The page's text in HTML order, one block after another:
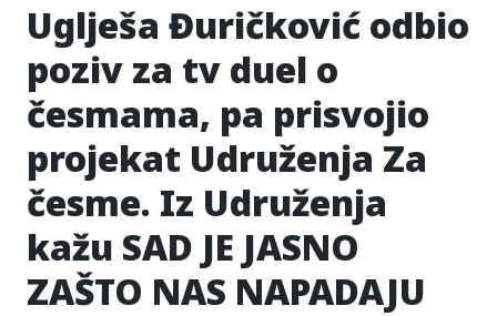
Uglješa Đuričković odbio
poziv za tv duel o
česmama, pa prisvojio
projekat Udruženja Za
česme. Iz Udruženja
kažu SAD JE JASNO
ZAŠTO NAS NAPADAJU